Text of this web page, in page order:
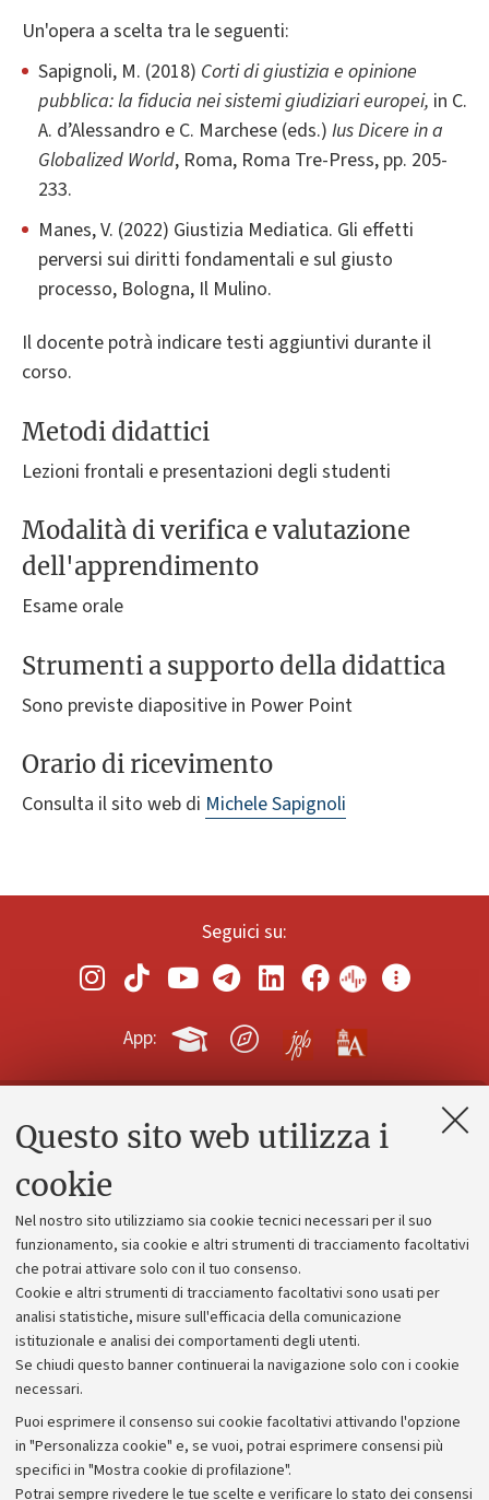
Questo sito web utilizza i
cookie
Nel nostro sito utilizziamo sia cookie tecnici necessari per il suo
funzionamento, sia cookie e altri strumenti di tracciamento facoltativi
che potrai attivare solo con il tuo consenso.
Cookie e altri strumenti di tracciamento facoltativi sono usati per
analisi statistiche, misure sull'efficacia della comunicazione
istituzionale e analisi dei comportamenti degli utenti.
Se chiudi questo banner continuerai la navigazione solo con i cookie
necessari.
Puoi esprimere il consenso sui cookie facoltativi attivando l'opzione
in "Personalizza cookie" e, se vuoi, potrai esprimere consensi più
specifici in "Mostra cookie di profilazione".
Potrai sempre rivedere le tue scelte e verificare lo stato dei consensi
Un'opera a scelta tra le seguenti:
Sapignoli, M. (2018) Corti di giustizia e opinione
pubblica: la fiducia nei sistemi giudiziari europei, in C.
A. d’Alessandro e C. Marchese (eds.) Ius Dicere in a
Globalized World, Roma, Roma Tre-Press, pp. 205-
233.
Manes, V. (2022) Giustizia Mediatica. Gli effetti
perversi sui diritti fondamentali e sul giusto
processo, Bologna, Il Mulino.
Il docente potrà indicare testi aggiuntivi durante il
corso.
Metodi didattici
Lezioni frontali e presentazioni degli studenti
Modalità di verifica e valutazione
dell'apprendimento
Esame orale
Strumenti a supporto della didattica
Sono previste diapositive in Power Point
Orario di ricevimento
Consulta il sito web di Michele Sapignoli
Seguici su:
App:
Contatti e PEC
Alumni community
Piano strategico
Bilanci
Donazioni e 5x1000
Bandi, gare e concorsi
Albo online
Amministrazione trasparente